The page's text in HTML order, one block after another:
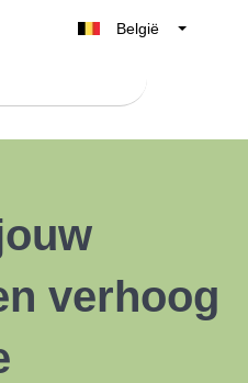
België
Nederland
verhoog